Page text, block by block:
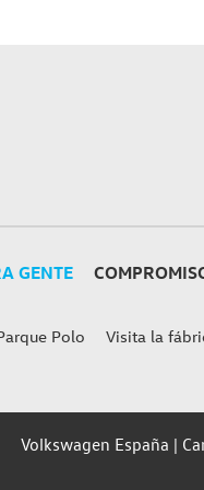
GENTE
Polo Visita la
Volkswagen España